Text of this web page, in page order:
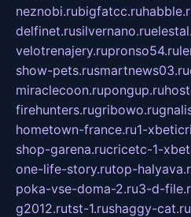
neznobi.rubigfatcc.ru
delfinet.rusilvernano.ru
velotrenajery.rupronso54.ru
show-pets.rusmartnews03.ru
miraclecoon.rupongup.ru
firehunters.rugribowo.ru
hometown-france.ru1-
shop-garena.rucricetc-1-
one-life-story.rutop-
poka-vse-doma-2.ru3-d-
g2012.rutst-1.rushaggy-cat.ru